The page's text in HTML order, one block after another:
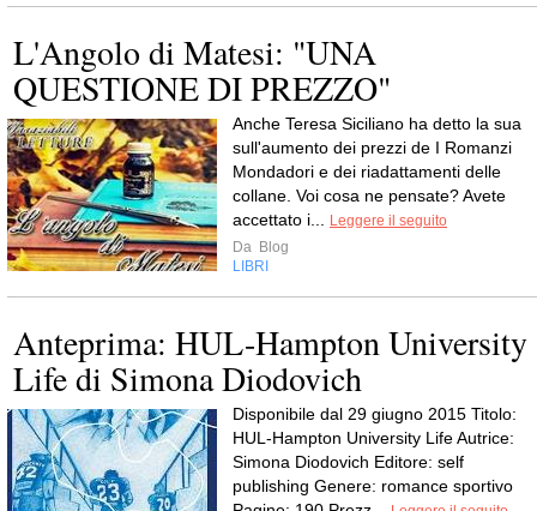
L'Angolo di Matesi: "UNA
QUESTIONE DI PREZZO"
Anche Teresa Siciliano ha detto la sua
sull'aumento dei prezzi de I Romanzi
Mondadori e dei riadattamenti delle
collane. Voi cosa ne pensate? Avete
accettato i...
Leggere il seguito
Da Blog
LIBRI
Anteprima: HUL-Hampton University
Life di Simona Diodovich
Disponibile dal 29 giugno 2015 Titolo:
HUL-Hampton University Life Autrice:
Simona Diodovich Editore: self
publishing Genere: romance sportivo